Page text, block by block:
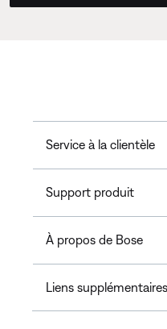
Service à la clientèle
Support produit
À propos de Bose
Liens supplémentaires